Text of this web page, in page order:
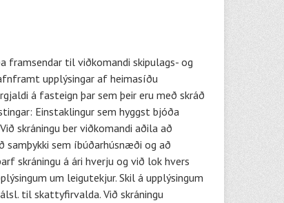
framsendar til viðkomandi skipulags- og
upplýsingar af heimasíðu
á fasteign þar sem þeir eru með skráð
Einstaklingur sem hyggst bjóða
skráningu ber viðkomandi aðila að
sem íbúðarhúsnæði og að
skráningu á ári hverju og við lok hvers
um leigutekjur. Skil á upplýsingum
til skattyfirvalda. Við skráningu